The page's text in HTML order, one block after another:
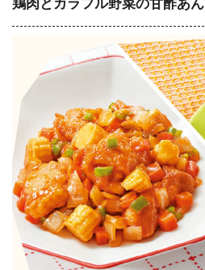
鶏肉とカラフル野菜の甘酢あん